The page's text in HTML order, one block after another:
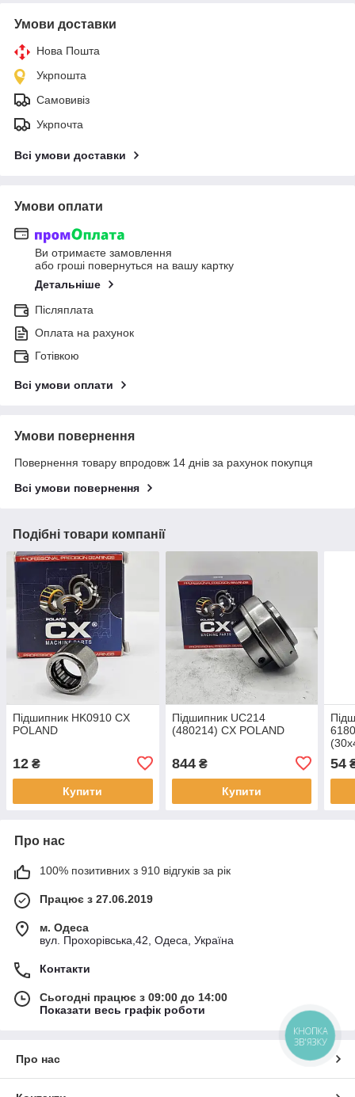
Умови доставки
Нова Пошта
Укрпошта
Самовивіз
Укрпочта
Всі умови доставки
Умови оплати
Ви отримаєте замовлення
або гроші повернуться на вашу картку
Детальніше
Післяплата
Оплата на рахунок
Готівкою
Всі умови оплати
Умови повернення
Повернення товару впродовж 14 днів за рахунок покупця
Всі умови повернення
Подібні товари компанії
Підшипник HK0910 CX
POLAND
12 ₴
Купити
Підшипник UC214
(480214) CX POLAND
844₴
Купити
54
Про нас
100% позитивних з 910 відгуків за рік
Працює з 27.06.2019
м. Одеса
вул. Прохорівська,42, Одеса, Україна
Контакти
Сьогодні працює з 09:00 до 14:00
Показати весь графік роботи
Про нас
КНОПКА
ЗВ'ЯЗКУ